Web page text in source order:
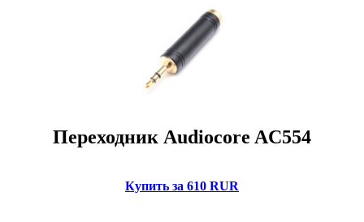
Переходник Audiocore AC554
Купить за 610 RUR